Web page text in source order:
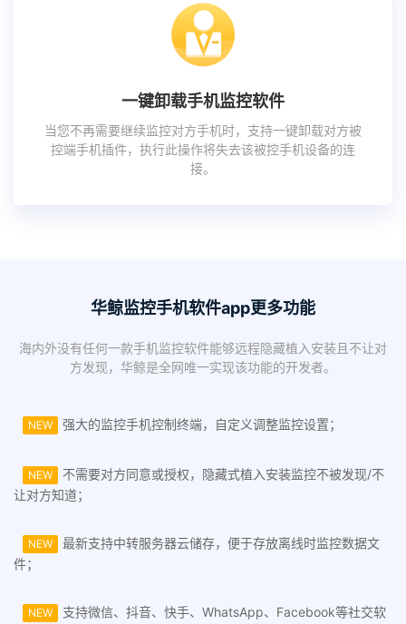
一键卸载手机监控软件
当您不再需要继续监控对方手机时，支持一键卸载对方被
控端手机插件，执行此操作将失去该被控手机设备的连
接。
华鲸监控手机软件app更多功能
海内外没有任何一款手机监控软件能够远程隐藏植入安装且不让对
方发现，华鲸是全网唯一实现该功能的开发者。
NEW 强大的监控手机控制终端，自定义调整监控设置；
NEW
不需要对方同意或授权，隐藏式植入安装监控不被发现/不
让对方知道；
NEW
最新支持中转服务器云储存，便于存放离线时监控数据文
件；
NEW
支持微信、抖音、快手、WhatsApp、Facebook等社交软